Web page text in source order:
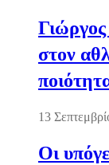
στον
13
Οι